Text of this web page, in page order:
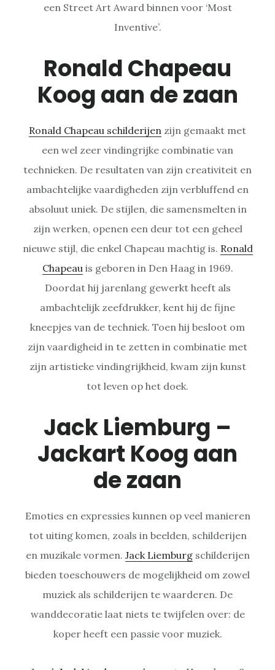
een Street Art Award binnen voor ‘Most
Inventive’.
Ronald Chapeau
Koog aan de zaan
Ronald Chapeau schilderijen zijn gemaakt met
een wel zeer vindingrijke combinatie van
technieken. De resultaten van zijn creativiteit en
ambachtelijke vaardigheden zijn verbluffend en
absoluut uniek. De stijlen, die samensmelten in
zijn werken, openen een deur tot een geheel
nieuwe stijl, die enkel Chapeau machtig is. Ronald
Chapeau is geboren in Den Haag in 1969.
Doordat hij jarenlang gewerkt heeft als
ambachtelijk zeefdrukker, kent hij de fijne
kneepjes van de techniek. Toen hij besloot om
zijn vaardigheid in te zetten in combinatie met
zijn artistieke vindingrijkheid, kwam zijn kunst
tot leven op het doek.
Jack Liemburg –
Jackart Koog aan
de zaan
Emoties en expressies kunnen op veel manieren
tot uiting komen, zoals in beelden, schilderijen
en muzikale vormen. Jack Liemburgschilderijen
bieden toeschouwers de mogelijkheid om zowel
muziek als schilderijen te waarderen. De
wanddecoratie laat niets te twijfelen over: de
koper heeft een passie voor muziek.